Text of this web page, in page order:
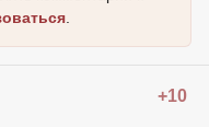
+10